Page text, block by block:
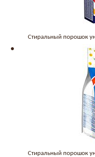
Стиральный порошок
Стиральный порошок